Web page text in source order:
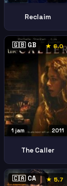
Reclaim
🇬🇧 GB ★ 6.0
2011
1 jam
The Caller
🇨🇦 CA ★ 5.7